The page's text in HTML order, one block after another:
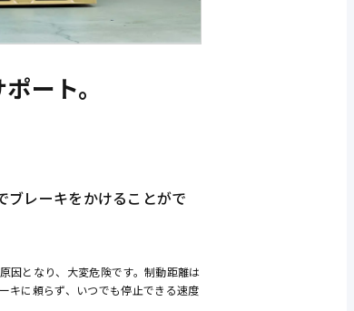
ート。
ブレーキをかけることがで
因となり、大変危険です。制動距離は
キに頼らず、いつでも停止できる速度